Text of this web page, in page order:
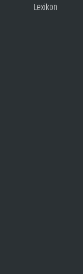
Lexikon